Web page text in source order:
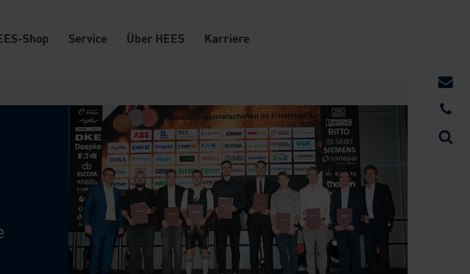
Shop Service Über HEES Karriere